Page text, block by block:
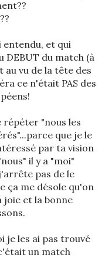
entendu, et qui
DEBUT du match (à
au vu de la tête des
ce n'était PAS des
répéter "nous les
que je le
par ta vision
il y a "moi"
pas de le
ça me désole qu'on
joie et la bonne
je les ai pas trouvé
un match